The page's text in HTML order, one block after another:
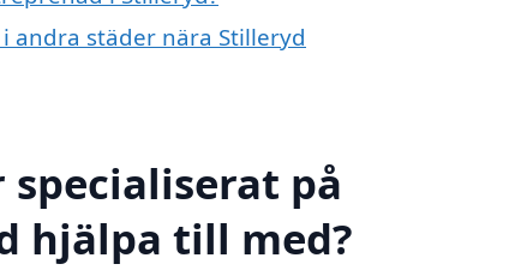
andra städer nära Stilleryd
på
hjälpa till med?